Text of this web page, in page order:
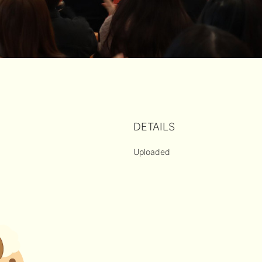
DETAILS
Uploaded